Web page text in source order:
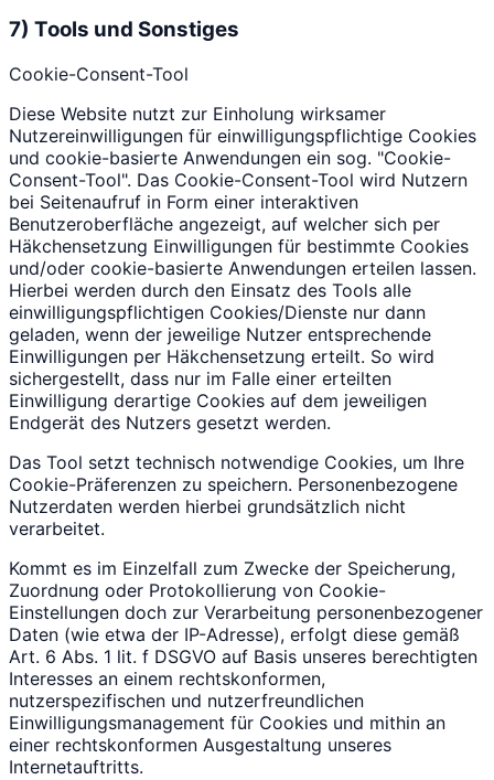
7) Tools und Sonstiges
Cookie-Consent-Tool
Diese Website nutzt zur Einholung wirksamer
Nutzereinwilligungen für einwilligungspflichtige Cookies
und cookie-basierte Anwendungen ein sog. "Cookie-
Consent-Tool". Das Cookie-Consent-Tool wird Nutzern
bei Seitenaufruf in Form einer interaktiven
Benutzeroberfläche angezeigt, auf welcher sich per
Häkchensetzung Einwilligungen für bestimmte Cookies
und/oder cookie-basierte Anwendungen erteilen lassen.
Hierbei werden durch den Einsatz des Tools alle
einwilligungspflichtigen Cookies/Dienste nur dann
geladen, wenn der jeweilige Nutzer entsprechende
Einwilligungen per Häkchensetzung erteilt. So wird
sichergestellt, dass nur im Falle einer erteilten
Einwilligung derartige Cookies auf dem jeweiligen
Endgerät des Nutzers gesetzt werden.
Das Tool setzt technisch notwendige Cookies, um Ihre
Cookie-Präferenzen zu speichern. Personenbezogene
Nutzerdaten werden hierbei grundsätzlich nicht
verarbeitet.
Kommt es im Einzelfall zum Zwecke der Speicherung,
Zuordnung oder Protokollierung von Cookie-
Einstellungen doch zur Verarbeitung personenbezogener
Daten (wie etwa der IP-Adresse), erfolgt diese gemäß
Art. 6 Abs. 1 lit. f DSGVO auf Basis unseres berechtigten
Interesses an einem rechtskonformen,
nutzerspezifischen und nutzerfreundlichen
Einwilligungsmanagement für Cookies und mithin an
einer rechtskonformen Ausgestaltung unseres
Internetauftritts.